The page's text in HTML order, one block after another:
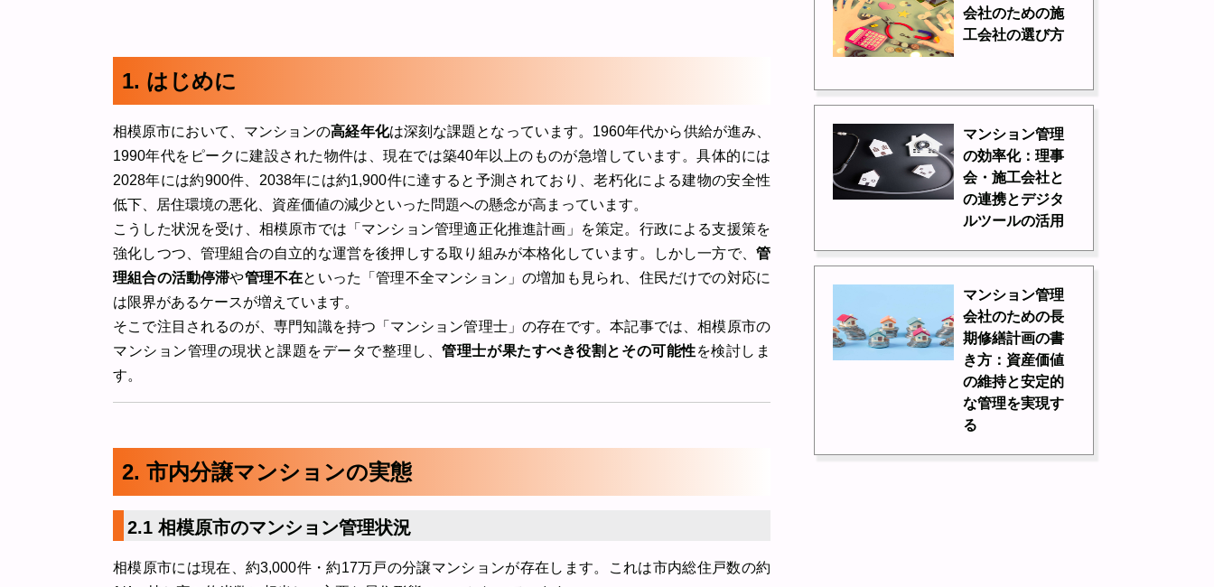
1. はじめに
相模原市において、マンションの高経年化は深刻な課題となっています。1960年代から供給が進み、
1990年代をピークに建設された物件は、現在では築40年以上のものが急増しています。具体的には
2028年には約900件、2038年には約1,900件に達すると予測されており、老朽化による建物の安全性
低下、居住環境の悪化、資産価値の減少といった問題への懸念が高まっています。
こうした状況を受け、相模原市では「マンション管理適正化推進計画」を策定。行政による支援策を
強化しつつ、管理組合の自立的な運営を後押しする取り組みが本格化しています。しかし一方で、 管
理組合の活動停滞や管理不在といった「管理不全マンション」の増加も見られ、住民だけでの対応に
は限界があるケースが増えています。
そこで注目されるのが、専門知識を持つ「マンション管理士」の存在です。本記事では、相模原市の
マンション管理の現状と課題をデータで整理し、管理士が果たすべき役割とその可能性を検討しま
す。
2. 市内分譲マンションの実態
2.1 相模原市のマンション管理状況
相模原市には現在、約3,000件・約17万戸の分譲マンションが存在します。これは市内総住戸数の約
会社のための施
工会社の選び方
マンション管理
の効率化：理事
会・施工会社と
の連携とデジタ
ルツールの活用
マンション管理
会社のための長
期修繕計画の書
き方：資産価値
の維持と安定的
な管理を実現す
る